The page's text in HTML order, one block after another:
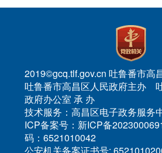
2019©gcq.tlf.gov.cn 吐鲁番市高
吐鲁番市高昌区人民政府主办
政府办公室 承 办
技术服务：高昌区电子政务服务
ICP备案号：新ICP备
码：6521010042